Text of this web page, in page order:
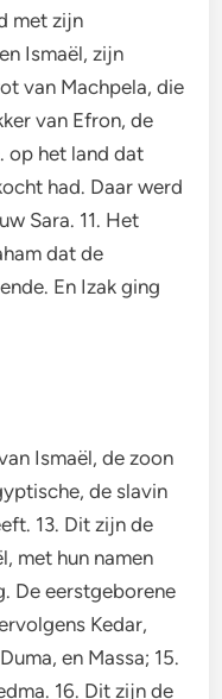
met zijn
Ismaël, zijn
van Machpela, die
van Efron, de
op het land dat
had. Daar werd
Sara. 11. Het
dat de
En Izak ging
Ismaël, de zoon
de slavin
13. Dit zijn de
met hun namen
De eerstgeborene
Kedar,
en Massa; 15.
16. Dit zijn de